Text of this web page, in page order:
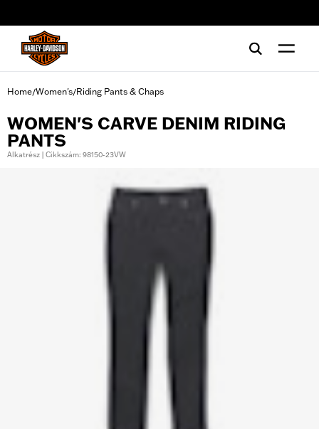
Home/Women's/Riding Pants & Chaps
WOMEN'S CARVE DENIM RIDING
PANTS
Alkatrész | Cikkszám: 98150-23VW